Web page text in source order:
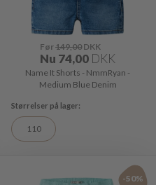
Før149,00 DKK
Nu 74,00 DKK
Name It Shorts - NmmRyan -
Medium Blue Denim
110
-50%